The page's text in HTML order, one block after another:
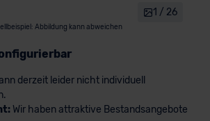
Abbildung kann abweichen
1 / 26
derzeit leider nicht individuell
Wir haben attraktive Bestandsangebote